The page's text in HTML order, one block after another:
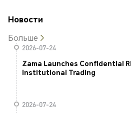
Новости
Больше
2026-07-24
Zama Launches Confidential
Institutional Trading
2026-07-24